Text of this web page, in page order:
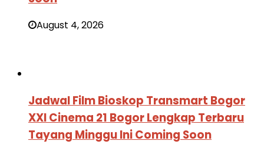
August 4, 2026
Jadwal Film Bioskop Transmart Bogor
XXI Cinema 21 Bogor Lengkap Terbaru
Tayang Minggu Ini Coming Soon